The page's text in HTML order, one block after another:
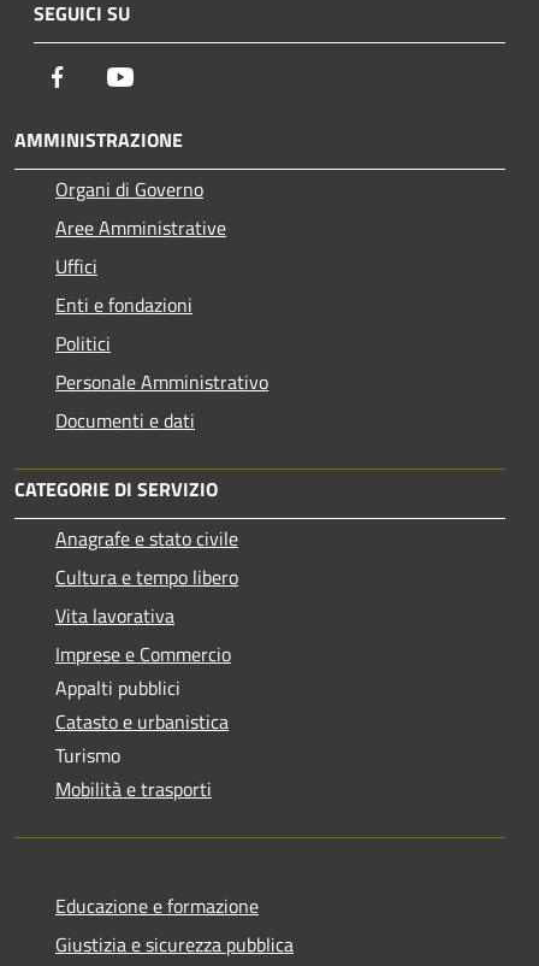
SEGUICI SU
Facebook
AMMINISTRAZIONE
Organi di Governo
Aree Amministrative
Uffici
Enti e fondazioni
Politici
Personale Amministrativo
Documenti e dati
CATEGORIE DI SERVIZIO
Anagrafe e stato civile
Cultura e tempo libero
Vita lavorativa
Imprese e Commercio
Appalti pubblici
Catasto e urbanistica
Turismo
Mobilità e trasporti
Educazione e formazione
Giustizia e sicurezza pubblica